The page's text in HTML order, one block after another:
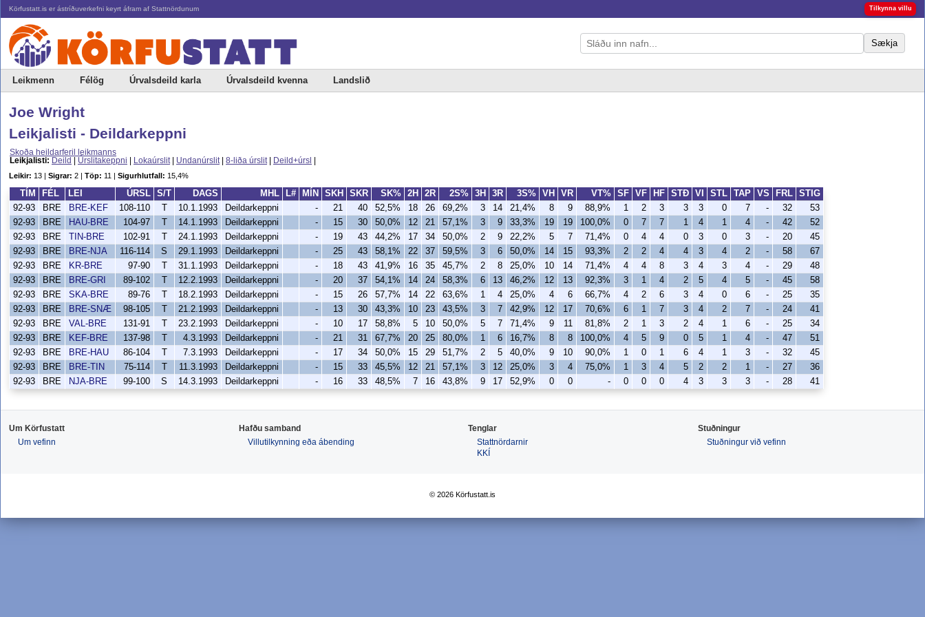
Körfustatt.is er ástríðuverkefni keyrt áfram af Stattnördunum Tilkynna villu
Sækja
Leikmenn Félög Úrvalsdeild karla Úrvalsdeild kvenna Landslið
Joe Wright
Leikjalisti - Deildarkeppni
Skoða heildarferil leikmanns
Leikjalisti: Deild | Úrslitakeppni | Lokaúrslit | Undanúrslit | 8-liða úrslit | Deild+úrsl |
Leikir: 13 | Sigrar: 2 | Töp: 11 | Sigurhlutfall: 15,4%
TÍM FÉL LEI ÚRSL S/T DAGS MHL L# MÍN SKH SKR SK% 2H 2R 2S% 3H 3R 3S% VH VR VT% SF VF HF STÐ VI STL TAP VS FRL
STIG
92-93
BRE BRE-KEF 108-110 T 10.1.1993 Deildarkeppni - 21 40 52,5% 18 26 69,2% 3 14 21,4% 8 9 88,9% 1 2 3 3 3 0 7 - 32
53
92-93
BRE HAU-BRE 104-97 T 14.1.1993 Deildarkeppni - 15 30 50,0% 12 21 57,1% 3 9 33,3% 19 19 100,0% 0 7 7 1 4 1 4 - 42
52
92-93
BRE TIN-BRE 102-91 T 24.1.1993 Deildarkeppni - 19 43 44,2% 17 34 50,0% 2 9 22,2% 5 7 71,4% 0 4 4 0 3 0 3 - 20
45
92-93
BRE BRE-NJA 116-114 S 29.1.1993 Deildarkeppni - 25 43 58,1% 22 37 59,5% 3 6 50,0% 14 15 93,3% 2 2 4 4 3 4 2 - 58
67
92-93
BRE KR-BRE 97-90 T 31.1.1993 Deildarkeppni - 18 43 41,9% 16 35 45,7% 2 8 25,0% 10 14 71,4% 4 4 8 3 4 3 4 - 29
48
92-93
BRE BRE-GRI 89-102 T 12.2.1993 Deildarkeppni - 20 37 54,1% 14 24 58,3% 6 13 46,2% 12 13 92,3% 3 1 4 2 5 4 5 - 45
58
92-93
BRE SKA-BRE 89-76 T 18.2.1993 Deildarkeppni - 15 26 57,7% 14 22 63,6% 1 4 25,0% 4 6 66,7% 4 2 6 3 4 0 6 - 25
35
92-93
BRE BRE-SNÆ 98-105 T 21.2.1993 Deildarkeppni - 13 30 43,3% 10 23 43,5% 3 7 42,9% 12 17 70,6% 6 1 7 3 4 2 7 - 24
41
92-93
BRE VAL-BRE 131-91 T 23.2.1993 Deildarkeppni - 10 17 58,8% 5 10 50,0% 5 7 71,4% 9 11 81,8% 2 1 3 2 4 1 6 - 25
34
92-93
BRE KEF-BRE 137-98 T 4.3.1993 Deildarkeppni - 21 31 67,7% 20 25 80,0% 1 6 16,7% 8 8 100,0% 4 5 9 0 5 1 4 - 47
51
92-93
BRE BRE-HAU 86-104 T 7.3.1993 Deildarkeppni - 17 34 50,0% 15 29 51,7% 2 5 40,0% 9 10 90,0% 1 0 1 6 4 1 3 - 32
45
92-93
BRE BRE-TIN 75-114 T 11.3.1993 Deildarkeppni - 15 33 45,5% 12 21 57,1% 3 12 25,0% 3 4 75,0% 1 3 4 5 2 2 1 - 27
36
92-93
BRE NJA-BRE 99-100 S 14.3.1993 Deildarkeppni - 16 33 48,5% 7 16 43,8% 9 17 52,9% 0 0 - 0 0 0 4 3 3 3 - 28 41
Um Körfustatt
Um vefinn
Hafðu samband
Villutilkynning eða ábending
Tenglar
Stattnördarnir
KKÍ
Stuðningur
Stuðningur við vefinn
© 2026 Körfustatt.is